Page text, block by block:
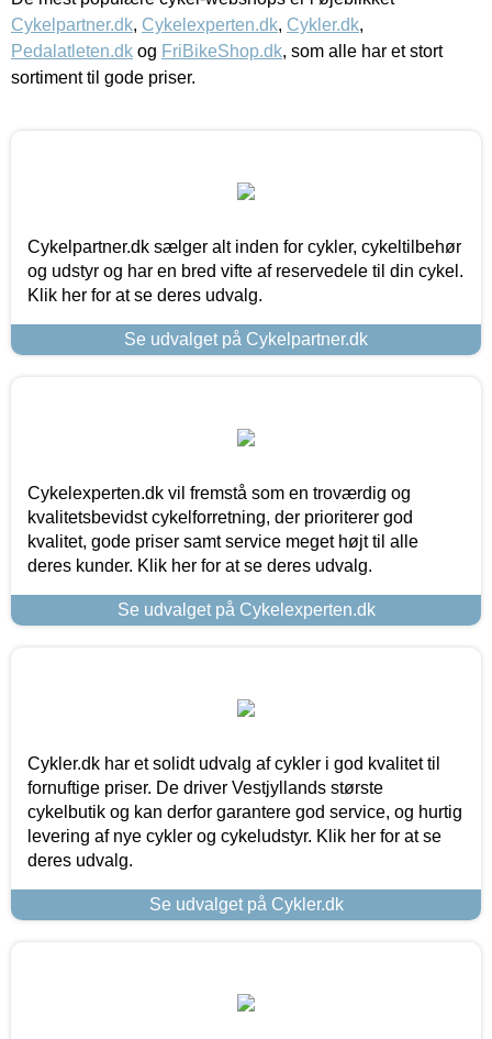
Cykelpartner.dk, Cykelexperten.dk, Cykler.dk,
Pedalatleten.dk og FriBikeShop.dk, som alle har et stort
sortiment til gode priser.
Cykelpartner.dk sælger alt inden for cykler, cykeltilbehør
og udstyr og har en bred vifte af reservedele til din cykel.
Klik her for at se deres udvalg.
Se udvalget på Cykelpartner.dk
Cykelexperten.dk vil fremstå som en troværdig og
kvalitetsbevidst cykelforretning, der prioriterer god
kvalitet, gode priser samt service meget højt til alle
deres kunder. Klik her for at se deres udvalg.
Se udvalget på Cykelexperten.dk
Cykler.dk har et solidt udvalg af cykler i god kvalitet til
fornuftige priser. De driver Vestjyllands største
cykelbutik og kan derfor garantere god service, og hurtig
levering af nye cykler og cykeludstyr. Klik her for at se
deres udvalg.
Se udvalget på Cykler.dk